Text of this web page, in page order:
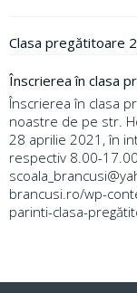
Clasa pregătitoare
Înscrierea în clasa
Înscrierea în clasa
noastre de pe str.
28 aprilie 2021, în
respectiv 8.00-
brancusi.ro/wp-
parinti-clasa-